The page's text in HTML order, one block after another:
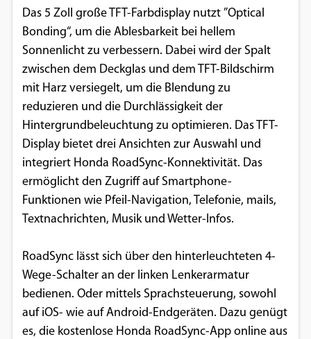
Das 5 Zoll große TFT-Farbdisplay nutzt ”Optical
Bonding“, um die Ablesbarkeit bei hellem
Sonnenlicht zu verbessern. Dabei wird der Spalt
zwischen dem Deckglas und dem TFT-Bildschirm
mit Harz versiegelt, um die Blendung zu
reduzieren und die Durchlässigkeit der
Hintergrundbeleuchtung zu optimieren. Das TFT-
Display bietet drei Ansichten zur Auswahl und
integriert Honda RoadSync-Konnektivität. Das
ermöglicht den Zugriff auf Smartphone-
Funktionen wie Pfeil-Navigation, Telefonie, mails,
Textnachrichten, Musik und Wetter-Infos.
RoadSync lässt sich über den hinterleuchteten 4-
Wege-Schalter an der linken Lenkerarmatur
bedienen. Oder mittels Sprachsteuerung, sowohl
auf iOS- wie auf Android-Endgeräten. Dazu genügt
es, die kostenlose Honda RoadSync-App online aus